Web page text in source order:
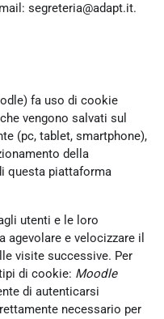
segreteria@adapt.it.
fa uso di cookie
vengono salvati sul
(pc, tablet, smartphone),
della
questa piattaforma
utenti e le loro
agevolare e velocizzare il
visite successive. Per
di cookie: Moodle
di autenticarsi
necessario per